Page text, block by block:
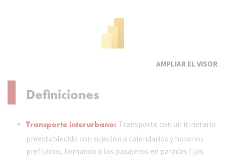
EL VISOR
Definiciones
Transporte interurbano: Transporte con un itinerario
preestablecido con sujeción a calendarios y horarios
prefijados, tomando a los pasajeros en paradas fijas